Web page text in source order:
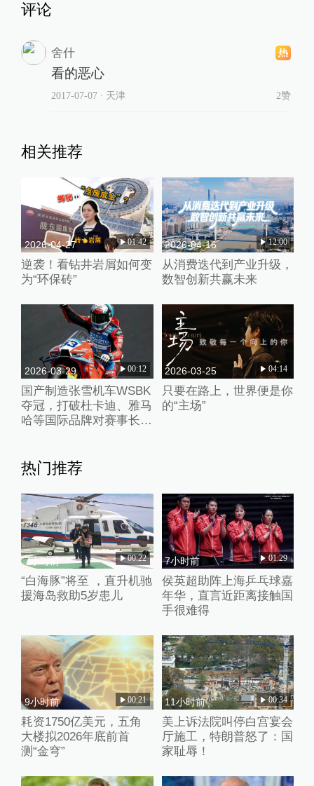
评论
舍什
看的恶心
2017-07-07∙ 天津 2赞
相关推荐
2026-04-27 01:42
逆袭！看钻井岩屑如何变
为“环保砖”
2026-04-16 12:00
从消费迭代到产业升级，
数智创新共赢未来
2026-03-29 00:12
国产制造张雪机车WSBK
夺冠，打破杜卡迪、雅马
哈等国际品牌对赛事长期
2026-03-25 04:14
只要在路上，世界便是你
的“主场”
热门推荐
7小时前 00:22
“白海豚”将至 ，直升机驰
援海岛救助5岁患儿
7小时前 01:29
侯英超助阵上海乒乓球嘉
年华，直言近距离接触国
手很难得
9小时前 00:21
耗资1750亿美元，五角
大楼拟2026年底前首
测“金穹”
11小时前 00:34
美上诉法院叫停白宫宴会
厅施工，特朗普怒了：国
家耻辱！